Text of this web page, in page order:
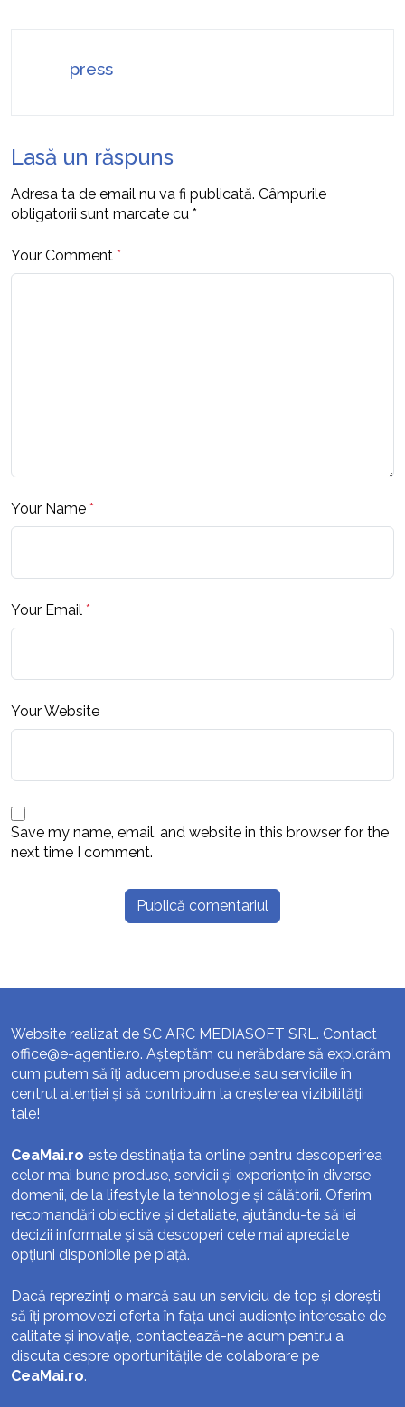
press
Lasă un răspuns
Adresa ta de email nu va fi publicată. Câmpurile
obligatorii sunt marcate cu *
Your Comment *
Your Name *
Your Email *
Your Website
Save my name, email, and website in this browser for the
next time I comment.
Website realizat de SC ARC MEDIASOFT SRL. Contact
office@e-agentie.ro. Așteptăm cu nerăbdare să explorăm
cum putem să îți aducem produsele sau serviciile în
centrul atenției și să contribuim la creșterea vizibilității
tale!
CeaMai.ro este destinația ta online pentru descoperirea
celor mai bune produse, servicii și experiențe în diverse
domenii, de la lifestyle la tehnologie și călătorii. Oferim
recomandări obiective și detaliate, ajutându-te să iei
decizii informate și să descoperi cele mai apreciate
opțiuni disponibile pe piață.
Dacă reprezinți o marcă sau un serviciu de top și dorești
să îți promovezi oferta în fața unei audiențe interesate de
calitate și inovație, contactează-ne acum pentru a
discuta despre oportunitățile de colaborare pe
CeaMai.ro.